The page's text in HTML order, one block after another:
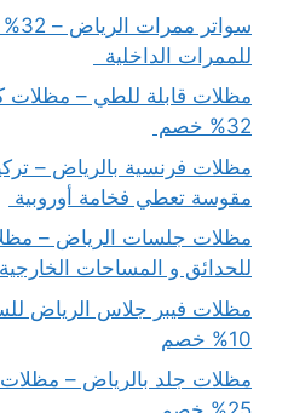
للممرات الداخلية
مظلات قابلة للطي – مظلات
32% خصم
مظلات فرنسية بالرياض –
مقوسة تعطي فخامة أوروبية
مظلات جلسات الرياض –
للحدائق و المساحات الخارجية 22% خصم
مظلات فيبر جلاس الرياض
10% خصم
مظلات جلد بالرياض –